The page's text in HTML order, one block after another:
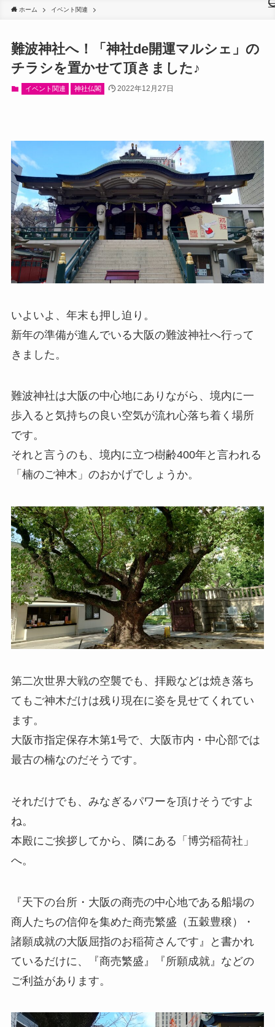
ホーム イベント関連
難波神社へ！「神社de開運マルシェ」の
チラシを置かせて頂きました♪
イベント関連 神社仏閣 2022年12月27日
いよいよ、年末も押し迫り。
新年の準備が進んでいる大阪の難波神社へ行って
きました。
難波神社は大阪の中心地にありながら、境内に一
歩入ると気持ちの良い空気が流れ心落ち着く場所
です。
それと言うのも、境内に立つ樹齢400年と言われる
「楠のご神木」のおかげでしょうか。
第二次世界大戦の空襲でも、拝殿などは焼き落ち
てもご神木だけは残り現在に姿を見せてくれてい
ます。
大阪市指定保存木第1号で、大阪市内・中心部では
最古の楠なのだそうです。
それだけでも、みなぎるパワーを頂けそうですよ
ね。
本殿にご挨拶してから、隣にある「博労稲荷社」
へ。
『天下の台所・大阪の商売の中心地である船場の
商人たちの信仰を集めた商売繁盛（五穀豊穣）・
諸願成就の大阪屈指のお稲荷さんです』と書かれ
ているだけに、『商売繁盛』『所願成就』などの
ご利益があります。